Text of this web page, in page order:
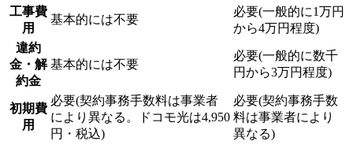
工事費
用
基本的には不要
必要(一般的に1万円
から4万円程度)
違約
金・解
約金
基本的には不要
必要(一般的に数千
円から3万円程度)
初期費
用
必要(契約事務手数料は事業者
により異なる。ドコモ光は4,950
円・税込)
必要(契約事務手数
料は事業者により
異なる)